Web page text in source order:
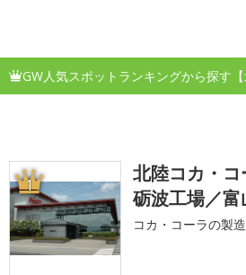
GW人気スポットランキングから探す【
1
北陸コカ・
砺波工場／富
コカ・コーラの製